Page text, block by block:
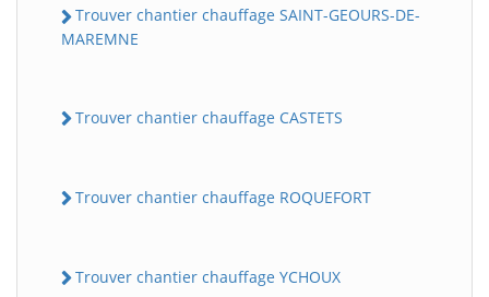
Trouver chantier chauffage SAINT-GEOURS-DE-
MAREMNE
Trouver chantier chauffage CASTETS
Trouver chantier chauffage ROQUEFORT
Trouver chantier chauffage YCHOUX